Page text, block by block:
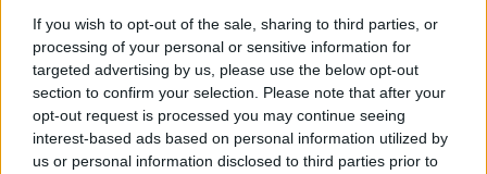
If you wish to opt-out of the sale, sharing to third parties, or
processing of your personal or sensitive information for
targeted advertising by us, please use the below opt-out
section to confirm your selection. Please note that after your
opt-out request is processed you may continue seeing
interest-based ads based on personal information utilized by
us or personal information disclosed to third parties prior to
Kiderült, mikor merülhetünk el a Hell is Us
rémálomszerű világában
LEGFRISSEBB VIDEÓNK